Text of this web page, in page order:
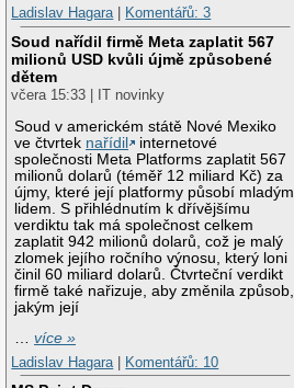
Ladislav Hagara| Komentářů: 3
Soud nařídil firmě Meta zaplatit 567
milionů USD kvůli újmě způsobené
dětem
včera 15:33 | IT novinky
Soud v americkém státě Nové Mexiko
ve čtvrtek nařídil
internetové
společnosti Meta Platforms zaplatit 567
milionů dolarů (téměř 12 miliard Kč) za
újmy, které její platformy působí mladým
lidem. S přihlédnutím k dřívějšímu
verdiktu tak má společnost celkem
zaplatit 942 milionů dolarů, což je malý
zlomek jejího ročního výnosu, který loni
činil 60 miliard dolarů. Čtvrteční verdikt
firmě také nařizuje, aby změnila způsob,
jakým její
…více »
Ladislav Hagara
Komentářů: 10